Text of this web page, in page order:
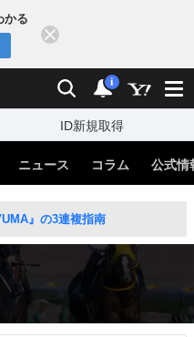
かる
検索 通知
i
ID新規取得
ニュース コラム 公式情
』の3連複指南